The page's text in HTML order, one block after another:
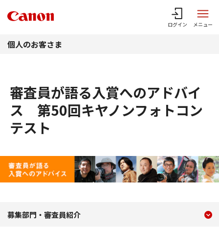
ログイン メニュー
個人のお客さま
審査員が語る入賞へのアドバイ
ス 第50回キヤノンフォトコン
テスト
審査員が語る入賞へのア
募集部門・審査員紹介